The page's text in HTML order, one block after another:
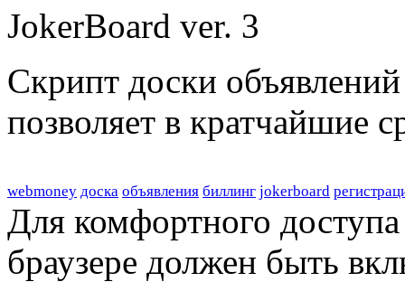
Скрипт доски
позволяет в кратчайшие
webmoney доска объявления биллинг jokerboard
Для комфортного
браузере должен быть